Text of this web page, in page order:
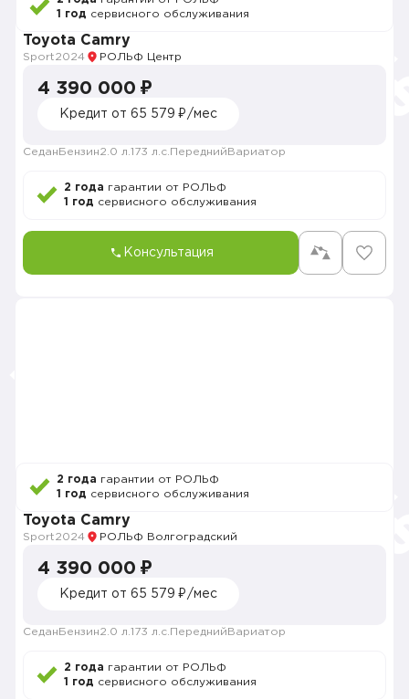
1 год сервисного обслуживания
Toyota Camry
Sport2024 РОЛЬФ Центр
4 390 000 ₽
Кредит от 65 579 ₽/мес
Седан Бензин2.0 л. 173 л.с. Передний Вариатор
2 года гарантии от РОЛЬФ
1 год сервисного обслуживания
Консультация
2 года гарантии от РОЛЬФ
1 год сервисного обслуживания
Toyota Camry
Sport2024 РОЛЬФ Волгоградский
4 390 000 ₽
Кредит от 65 579 ₽/мес
Седан Бензин2.0 л. 173 л.с. Передний Вариатор
2 года гарантии от РОЛЬФ
1 год сервисного обслуживания